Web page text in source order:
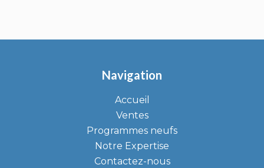
Navigation
Accueil
Ventes
Programmes neufs
Notre Expertise
Contactez-nous